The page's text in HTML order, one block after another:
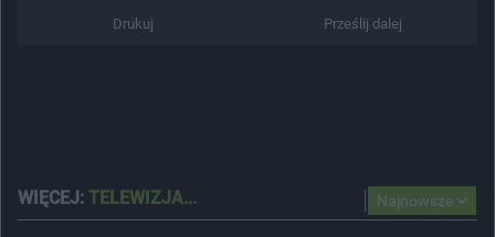
Drukuj Prześlij dalej
Najnowsze
WIĘCEJ: TELEWIZJA...